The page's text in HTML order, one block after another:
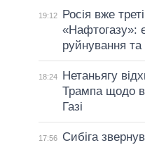
19:12
Росія вже
«Нафтогазу»:
руйнування
18:24
Нетаньягу
Трампа щодо
Газі
17:56
Сибіга